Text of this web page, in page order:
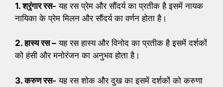
1. श्रृंगार रस- यह रस प्रेम और सौंदर्य का प्रतीक है इसमें नायक
नायिका के प्रेम मिलन और सौंदर्य का वर्णन होता है।
2. हास्य रस – यह रस हास्य और विनोद का प्रतीक है इसमें दर्शकों
को हंसी और मनोरंजन का अनुभव होता है।
3. करुण रस- यह रस शोक और दुख का इसमें दर्शकों को करुणा